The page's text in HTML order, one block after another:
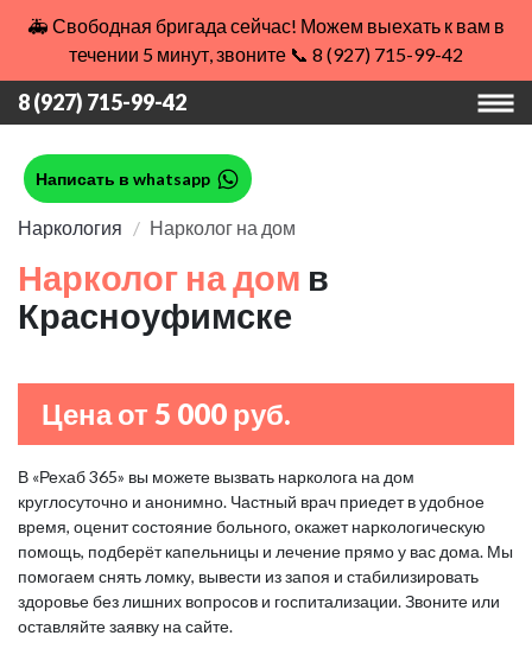
🚑 Свободная бригада сейчас! Можем выехать к вам в
течении 5 минут, звоните 📞 8 (927) 715-99-42
8 (927) 715-99-42
Написать в whatsapp
Наркология Нарколог на дом
Нарколог на дом в
Красноуфимске
Цена от 5 000 руб.
В «Рехаб 365» вы можете вызвать нарколога на дом
круглосуточно и анонимно. Частный врач приедет в удобное
время, оценит состояние больного, окажет наркологическую
помощь, подберёт капельницы и лечение прямо у вас дома. Мы
помогаем снять ломку, вывести из запоя и стабилизировать
здоровье без лишних вопросов и госпитализации. Звоните или
оставляйте заявку на сайте.